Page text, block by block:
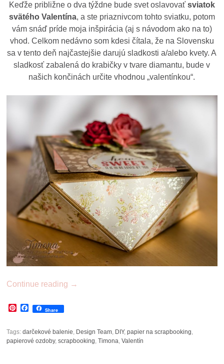
Keďže približne o dva týždne bude svet oslavovaťsviatok
svätého Valentína, a ste priaznivcom tohto sviatku, potom
vám snáď príde moja inšpirácia (aj s návodom ako na to)
vhod. Celkom nedávno som kdesi čítala, že na Slovensku
sa v tento deň najčastejšie darujú sladkosti a/alebo kvety. A
sladkosť zabalená do krabičky v tvare diamantu, bude v
našich končinách určite vhodnou „valentínkou“.
Continue reading →
Pinterest
Facebook
Share
Tags:darčekové balenie Design Team DIY,papier na scrapbooking
papierové ozdoby,scrapbooking ,Timona ,Valentín